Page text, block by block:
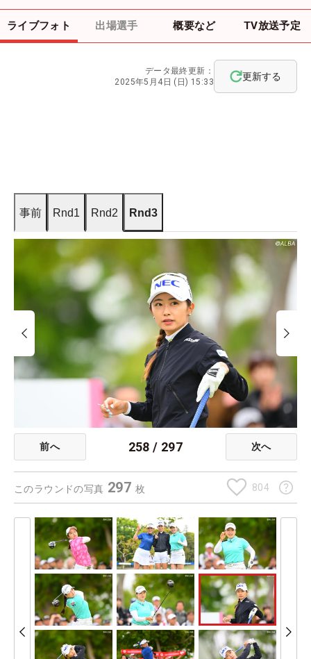
ライブフォト 出場選手 概要など TV放送予定
データ最終更新：
2025年5月4日 (日) 15:33
更新する
事前 Rnd1 Rnd2 Rnd3
前へ 258 / 297 次へ
このラウンドの写真 297 枚 804